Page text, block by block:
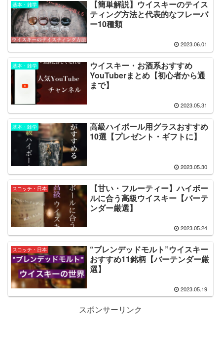
基本・雑学
【簡単解説】ウイスキーのテイス
ティング方法と代表的なフレーバ
ー10種類
2023.06.01
基本・雑学
ウイスキー・お酒系おすすめ
YouTuberまとめ【初心者から通
まで】
2023.05.31
基本・雑学
高級ハイボール用グラスおすすめ
10選【プレゼント・ギフトに】
2023.05.30
スコッチ・日本
【甘い・フルーティー】ハイボー
ルに合う高級ウイスキー【バーテ
ンダー厳選】
2023.05.24
スコッチ・日本
“ブレンデッドモルト”ウイスキー
おすすめ11銘柄【バーテンダー厳
選】
2023.05.19
スポンサーリンク